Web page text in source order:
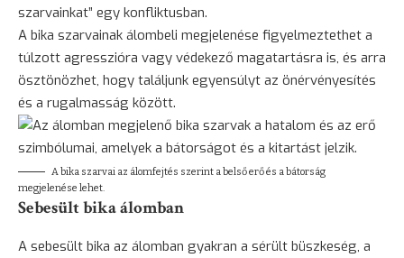
szarvainkat” egy konfliktusban.
A bika szarvainak álombeli megjelenése figyelmeztethet a
túlzott agresszióra vagy védekező magatartásra is, és arra
ösztönözhet, hogy találjunk egyensúlyt az önérvényesítés
és a rugalmasság között.
A bika szarvai az álomfejtés szerint a belső erő és a bátorság
megjelenése lehet.
Sebesült bika álomban
A sebesült bika az álomban gyakran a sérült büszkeség, a